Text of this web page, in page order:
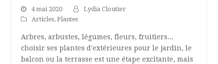
4 mai 2020
Lydia Cloutier
Articles,Plantes
Arbres, arbustes, légumes, fleurs, fruitiers...
choisir ses plantes d'extérieures pour le jardin, le
balcon ou la terrasse est une étape excitante, mais